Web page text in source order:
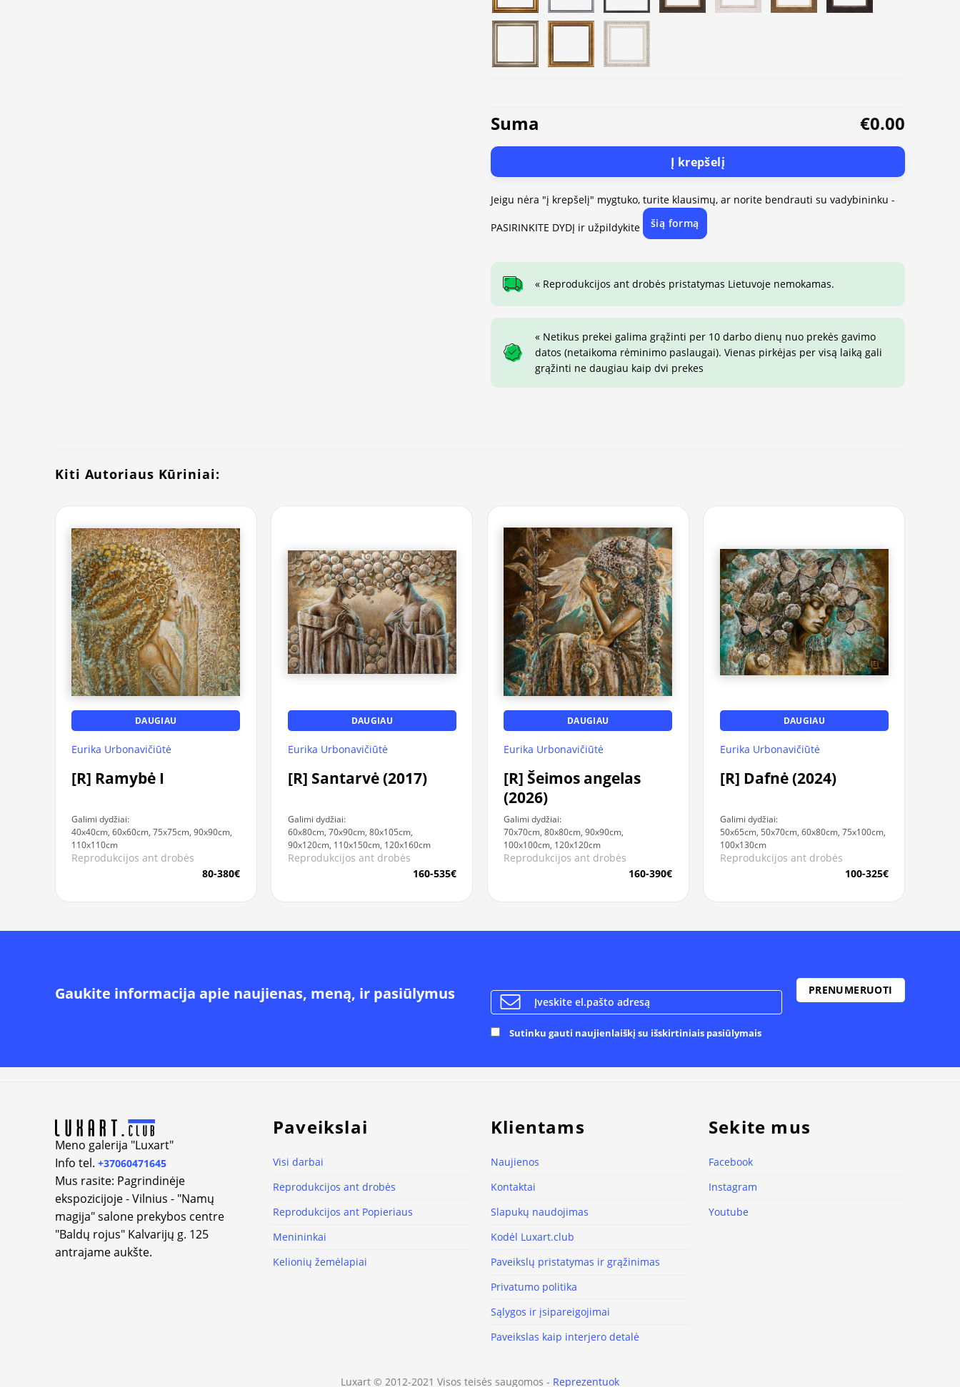
Suma €0.00
Į krepšelį
Jeigu nėra "į krepšelį" mygtuko, turite klausimų, ar norite bendrauti su vadybininku -
PASIRINKITE DYDĮ ir užpildykite šią formą
« Reprodukcijos ant drobės pristatymas Lietuvoje nemokamas.
« Netikus prekei galima grąžinti per 10 darbo dienų nuo prekės gavimo
datos (netaikoma rėminimo paslaugai). Vienas pirkėjas per visą laiką gali
grąžinti ne daugiau kaip dvi prekes
Kiti Autoriaus Kūriniai:
DAUGIAU
Eurika Urbonavičiūtė
[R] Ramybė I
Galimi dydžiai:
40x40cm, 60x60cm, 75x75cm, 90x90cm,
110x110cm
Reprodukcijos ant drobės
80-380€
DAUGIAU
Eurika Urbonavičiūtė
[R] Santarvė (2017)
Galimi dydžiai:
60x80cm, 70x90cm, 80x105cm,
90x120cm, 110x150cm, 120x160cm
Reprodukcijos ant drobės
160-535€
DAUGIAU
Eurika Urbonavičiūtė
[R] Šeimos angelas
(2026)
Galimi dydžiai:
70x70cm, 80x80cm, 90x90cm,
100x100cm, 120x120cm
Reprodukcijos ant drobės
160-390€
DAUGIAU
Eurika Urbonavičiūtė
[R] Dafnė (2024)
Galimi dydžiai:
50x65cm, 50x70cm, 60x80cm, 75x100cm,
100x130cm
Reprodukcijos ant drobės
100-325€
Gaukite informacija apie naujienas, meną, ir pasiūlymus
Sutinku gauti naujienlaiškį su išskirtiniais pasiūlymais
Meno galerija "Luxart"
Info tel. +37060471645
Mus rasite: Pagrindinėje
ekspozicijoje - Vilnius - "Namų
magija" salone prekybos centre
"Baldų rojus" Kalvarijų g. 125
antrajame aukšte.
Paveikslai
Visi darbai
Reprodukcijos ant drobės
Reprodukcijos ant Popieriaus
Menininkai
Kelionių žemėlapiai
Klientams
Naujienos
Kontaktai
Slapukų naudojimas
Kodėl Luxart.club
Paveikslų pristatymas ir grąžinimas
Privatumo politika
Sąlygos ir įsipareigojimai
Paveikslas kaip interjero detalė
Sekite mus
Facebook
Instagram
Youtube
Luxart © 2012-2021 Visos teisės saugomos - Reprezentuok